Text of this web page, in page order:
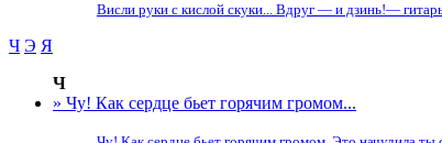
Висли руки с кислой скуки... Вдруг — и дзинь!—
Ч Э Я
Ч
» Чу! Как сердце бьет горячим громом...